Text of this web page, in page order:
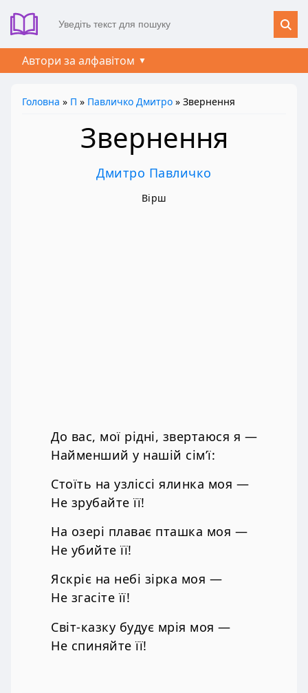
Автори за алфавітом
Головна » П » Павличко Дмитро » Звернення
Звернення
Дмитро Павличко
Вірш
До вас, мої рідні, звертаюся я —
Найменший у нашій сім’ї:
Стоїть на узліссі ялинка моя —
Не зрубайте її!
На озері плаває пташка моя —
Не убийте її!
Яскріє на небі зірка моя —
Не згасіте її!
Світ-казку будує мрія моя —
Не спиняйте її!